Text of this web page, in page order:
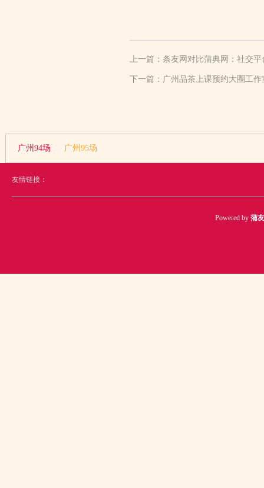
上一篇： 条友网对比蒲典网：社交
下一篇： 广州品茶上课预约大圈工
广州94场 广州95场
友情链接：
Powered by 蒲